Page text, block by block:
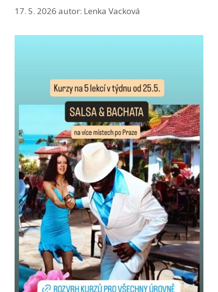
17. 5. 2026 autor: Lenka Vacková